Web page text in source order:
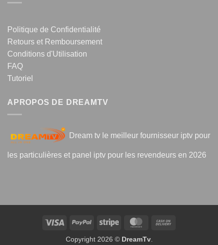
Politique de Confidentialité
Retours et Remboursement
Conditions d'Utilisation
FAQ
Tutoriel
APROPOS DE DREAMTV
Dream tv le meilleur fournisseur iptv pour
les particulières et panel iptv pour les revendeurs en 2026
Visa PayPal Stripe MasterCard
Copyright 2026 © DreamTv.